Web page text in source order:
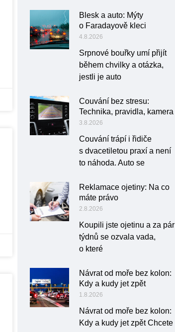
Blesk a auto: Mýty
o Faradayově kleci
4.8.2026
Srpnové bouřky umí přijít
během chvilky a otázka,
jestli je auto
Couvání bez stresu:
Technika, pravidla, kamera
3.8.2026
Couvání trápí i řidiče
s dvacetiletou praxí a není
to náhoda. Auto se
Reklamace ojetiny: Na co
máte právo
2.8.2026
Koupili jste ojetinu a za pár
týdnů se ozvala vada,
o které
Návrat od moře bez kolon:
Kdy a kudy jet zpět
1.8.2026
Návrat od moře bez kolon:
Kdy a kudy jet zpět Chcete